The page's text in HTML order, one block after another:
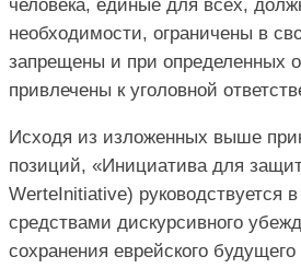
человека, единые для всех,
необходимости, ограничены в
запрещены и при определенных
привлечены к уголовной
Исходя из изложенных выше
позиций, «Инициатива для
WerteInitiative) руководствуется
средствами дискурсивного
сохранения еврейского